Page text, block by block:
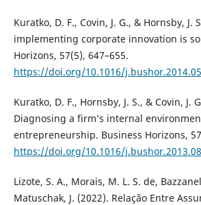
Kuratko, D. F., Covin, J. G., & Hornsby, J.
implementing corporate innovation is
Horizons, 57(5), 647–655.
https://doi.org/10.1016/
Kuratko, D. F., Hornsby, J. S., & Covin, J.
Diagnosing a firm’s internal
entrepreneurship. Business Horizons,
https://doi.org/10.1016/
Lizote, S. A., Morais, M. L. S. de,
Matuschak, J. (2022). Relação Entre